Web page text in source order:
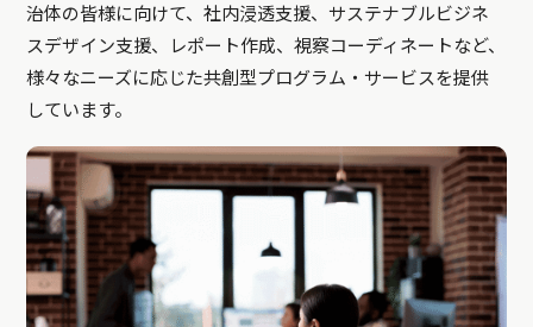
治体の皆様に向けて、社内浸透支援、サステナブルビジネ
スデザイン支援、レポート作成、視察コーディネートなど、
様々なニーズに応じた共創型プログラム・サービスを提供
しています。